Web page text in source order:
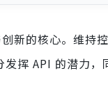
新的核心。维持
挥 API 的潜力